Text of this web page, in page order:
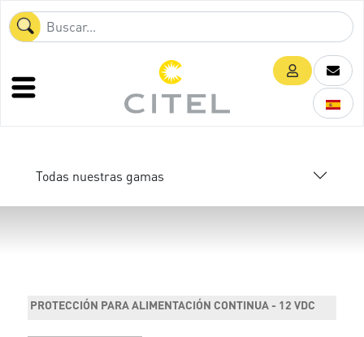
Todas nuestras gamas
PROTECCIÓN PARA ALIMENTACIÓN CONTINUA - 12 VDC